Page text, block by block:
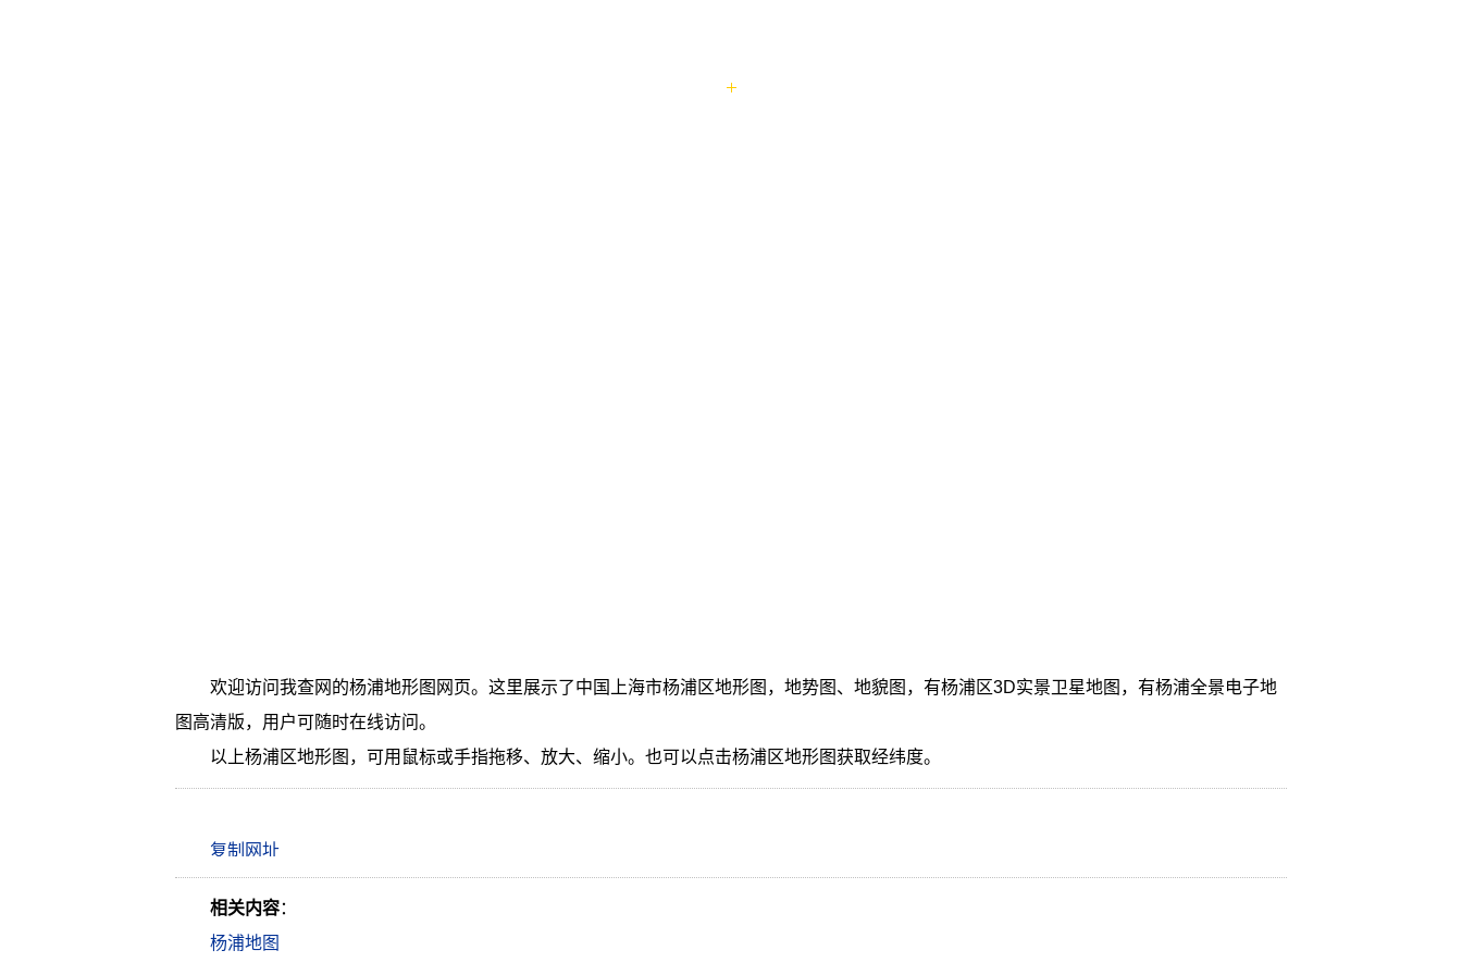
欢迎访问我查网的杨浦地形图网页。这里展示了中国上海市杨浦区地形图，地势图、地貌图，有杨浦区3D实景卫星地图，有杨浦全景电子地
图高清版，用户可随时在线访问。
以上杨浦区地形图，可用鼠标或手指拖移、放大、缩小。也可以点击杨浦区地形图获取经纬度。
相关内容：
杨浦地图